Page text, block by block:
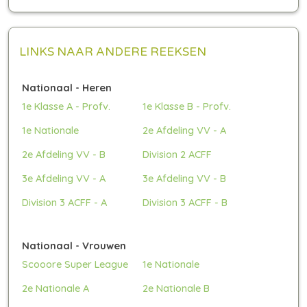
LINKS NAAR ANDERE REEKSEN
Nationaal - Heren
1e Klasse A - Profv.
1e Klasse B - Profv.
1e Nationale
2e Afdeling VV - A
2e Afdeling VV - B
Division 2 ACFF
3e Afdeling VV - A
3e Afdeling VV - B
Division 3 ACFF - A
Division 3 ACFF - B
Nationaal - Vrouwen
Scooore Super League
1e Nationale
2e Nationale A
2e Nationale B